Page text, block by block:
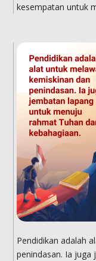
kesempatan untuk
Pendidikan adalah
penindasan. Ia